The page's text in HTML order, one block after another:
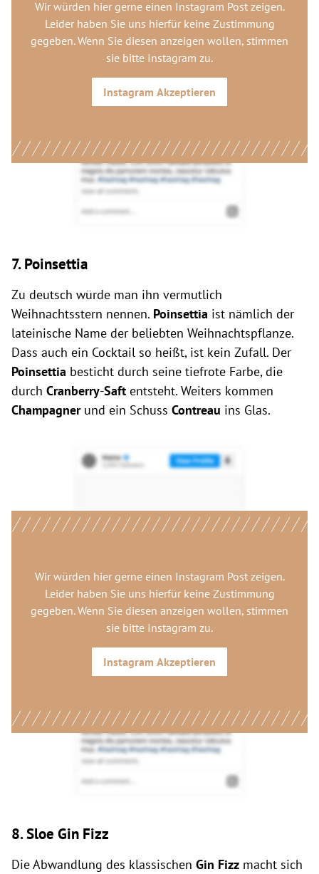
Wir würden hier gerne einen Instagram Postzeigen.
Leider haben Sie uns hierfür keine Zustimmung
gegeben. Wenn Sie diesen anzeigen wollen, stimmen
sie bitte Instagram zu.
Instagram Akzeptieren
7. Poinsettia
Zu deutsch würde man ihn vermutlich
Weihnachtsstern nennen. Poinsettia ist nämlich der
lateinische Name der beliebten Weihnachtspflanze.
Dass auch ein Cocktail so heißt, ist kein Zufall. Der
Poinsettia besticht durch seine tiefrote Farbe, die
durch Cranberry-Saft entsteht. Weiters kommen
Champagner und ein Schuss Contreau ins Glas.
Wir würden hier gerne einen Instagram Postzeigen.
Leider haben Sie uns hierfür keine Zustimmung
gegeben. Wenn Sie diesen anzeigen wollen, stimmen
sie bitte Instagram zu.
Instagram Akzeptieren
8. Sloe Gin Fizz
Die Abwandlung des klassischen Gin Fizz macht sich